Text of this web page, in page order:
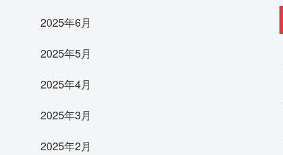
2025年6月
2025年5月
2025年4月
2025年3月
2025年2月